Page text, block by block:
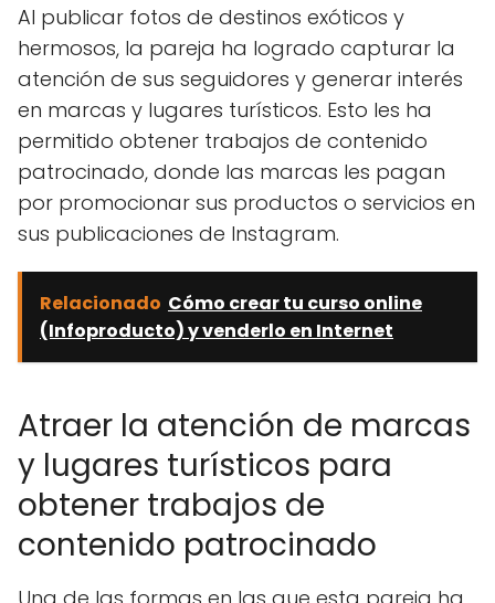
Al publicar fotos de destinos exóticos y
hermosos, la pareja ha logrado capturar la
atención de sus seguidores y generar interés
en marcas y lugares turísticos. Esto les ha
permitido obtener trabajos de contenido
patrocinado, donde las marcas les pagan
por promocionar sus productos o servicios en
sus publicaciones de Instagram.
Relacionado Cómo crear tu curso online
(Infoproducto) y venderlo en Internet
Atraer la atención de marcas
y lugares turísticos para
obtener trabajos de
contenido patrocinado